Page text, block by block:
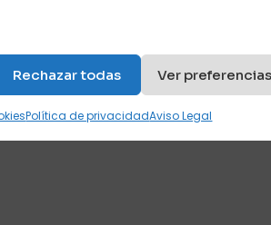
Rechazar todas Ver preferencias
Política de privacidadAviso Legal